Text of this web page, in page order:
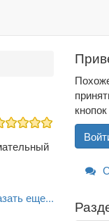
еще...